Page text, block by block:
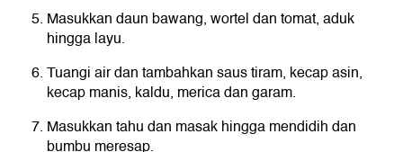
Masukkan daun bawang, wortel dan tomat, aduk
hingga layu.
Tuangi air dan tambahkan saus tiram, kecap asin,
kecap manis, kaldu, merica dan garam.
Masukkan tahu dan masak hingga mendidih dan
bumbu meresap.